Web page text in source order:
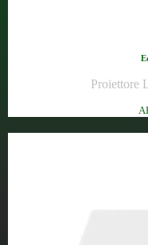
Proiettore